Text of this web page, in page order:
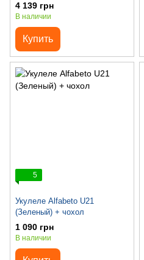
4 139 грн
В наличии
Купить
5
Укулеле Alfabeto U21
(Зеленый) + чохол
1 090 грн
В наличии